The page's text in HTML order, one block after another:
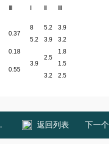
0.37
8 5.2
3.9
5.2 3.9
3.2
0.18
3.9
2.5
1.8
0.55
1.5
3.2 2.5
返回列表 下一个